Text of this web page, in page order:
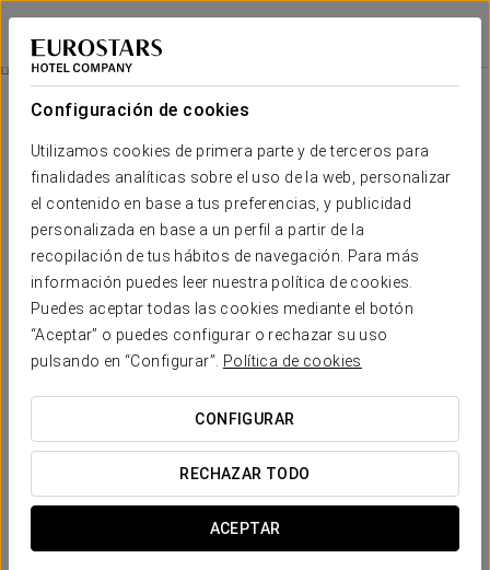
Configuración de cookies
Utilizamos cookies de primera parte y de terceros para
finalidades analíticas sobre el uso de la web, personalizar
el contenido en base a tus preferencias, y publicidad
personalizada en base a un perfil a partir de la
recopilación de tus hábitos de navegación. Para más
información puedes leer nuestra política de cookies.
Puedes aceptar todas las cookies mediante el botón
“Aceptar” o puedes configurar o rechazar su uso
pulsando en “Configurar”.
Política de cookies
CONFIGURAR
RECHAZAR TODO
ACEPTAR
Exe Tres Cantos
MADRID - TRES CANTOS
Promociones
Promociones
Experiencia Business
15€